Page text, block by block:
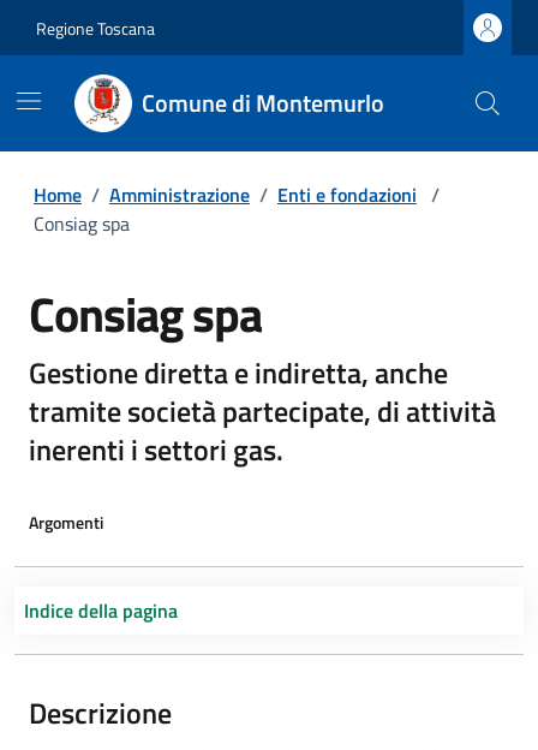
Regione Toscana
Comune di Montemurlo
Home / Amministrazione / Enti e fondazioni /
Consiag spa
Consiag spa
Gestione diretta e indiretta, anche
tramite società partecipate, di attività
inerenti i settori gas.
Argomenti
Indice della pagina
Descrizione